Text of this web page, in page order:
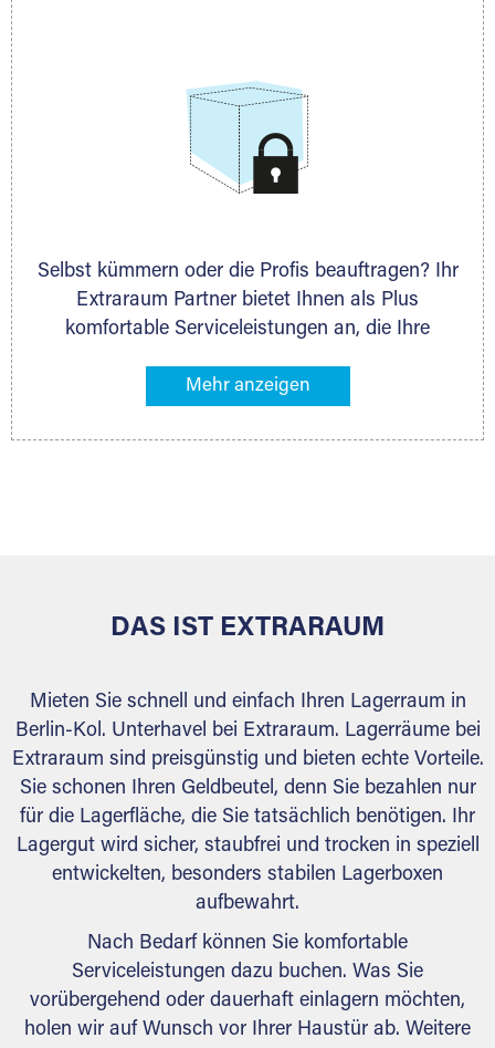
Selbst kümmern oder die Profis beauftragen? Ihr
Extraraum Partner bietet Ihnen als Plus
komfortable Serviceleistungen an, die Ihre
gehören z. B. Verpackungsservice, Lieferung von
Ihr Lagergut wird bei Ihrem Extraraum Partner
DAS IST EXTRARAUM
Mieten Sie schnell und einfach Ihren Lagerraum in
Berlin-Kol. Unterhavel bei Extraraum. Lagerräume bei
Extraraum sind preisgünstig und bieten echte Vorteile.
Sie schonen Ihren Geldbeutel, denn Sie bezahlen nur
für die Lagerfläche, die Sie tatsächlich benötigen. Ihr
Lagergut wird sicher, staubfrei und trocken in speziell
entwickelten, besonders stabilen Lagerboxen
aufbewahrt.
Nach Bedarf können Sie komfortable
Serviceleistungen dazu buchen. Was Sie
vorübergehend oder dauerhaft einlagern möchten,
holen wir auf Wunsch vor Ihrer Haustür ab. Weitere